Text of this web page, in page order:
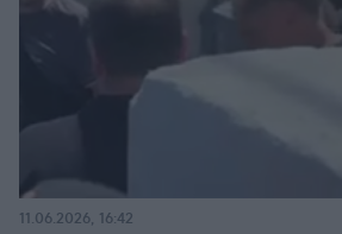
11.06.2026, 16:42